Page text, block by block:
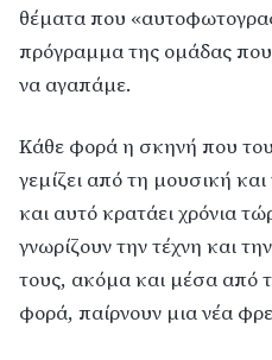
θέματα που
πρόγραμμα της ομάδας
να αγαπάμε.
Κάθε φορά η σκηνή που
γεμίζει από τη μουσική και
και αυτό κρατάει χρόνια
γνωρίζουν την τέχνη και
τους, ακόμα και μέσα από
φορά, παίρνουν μια νέα